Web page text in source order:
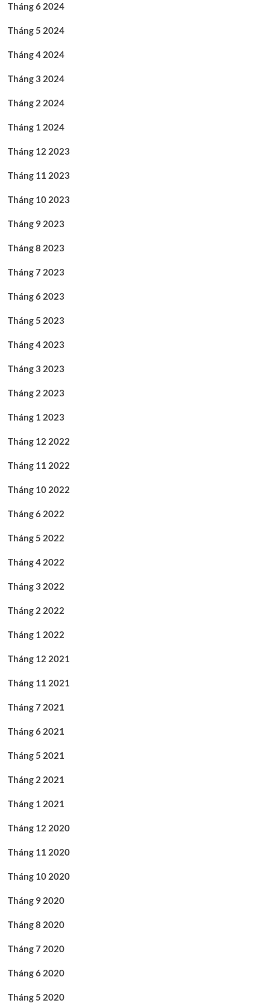
Tháng 6 2024
Tháng 5 2024
Tháng 4 2024
Tháng 3 2024
Tháng 2 2024
Tháng 1 2024
Tháng 12 2023
Tháng 11 2023
Tháng 10 2023
Tháng 9 2023
Tháng 8 2023
Tháng 7 2023
Tháng 6 2023
Tháng 5 2023
Tháng 4 2023
Tháng 3 2023
Tháng 2 2023
Tháng 1 2023
Tháng 12 2022
Tháng 11 2022
Tháng 10 2022
Tháng 6 2022
Tháng 5 2022
Tháng 4 2022
Tháng 3 2022
Tháng 2 2022
Tháng 1 2022
Tháng 12 2021
Tháng 11 2021
Tháng 7 2021
Tháng 6 2021
Tháng 5 2021
Tháng 2 2021
Tháng 1 2021
Tháng 12 2020
Tháng 11 2020
Tháng 10 2020
Tháng 9 2020
Tháng 8 2020
Tháng 7 2020
Tháng 6 2020
Tháng 5 2020